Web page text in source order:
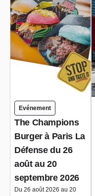
Evénement
The Champions
Burger à Paris La
Défense du 26
août au 20
septembre 2026
Du 26 août 2026 au 20